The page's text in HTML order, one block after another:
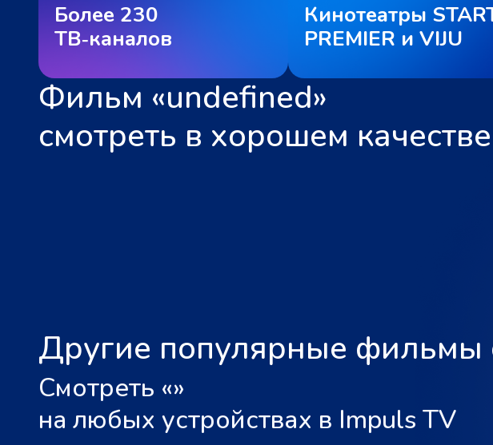
Более 230
ТВ‑каналов
Кинотеатры
PREMIER и VIJU
Фильм «undefined»
смотреть в хорошем качестве
Другие популярные фильмы
Смотреть «»
на любых устройствах в Impuls TV